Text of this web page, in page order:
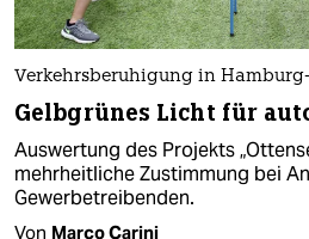
Verkehrsberuhigung in
Gelbgrünes Licht für
Auswertung des Projekts
mehrheitliche Zustimmung bei
Gewerbetreibenden.
Von Marco Carini